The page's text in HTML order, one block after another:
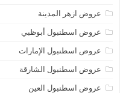
عروض ازهر المدينة
عروض اسطنبول أبوظبي
عروض اسطنبول الإمارات
عروض اسطنبول الشارقة
عروض اسطنبول العين